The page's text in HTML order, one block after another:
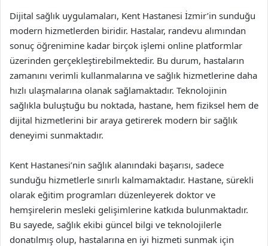
Dijital sağlık uygulamaları, Kent Hastanesi İzmir’in sunduğu
modern hizmetlerden biridir. Hastalar, randevu alımından
sonuç öğrenimine kadar birçok işlemi online platformlar
üzerinden gerçekleştirebilmektedir. Bu durum, hastaların
zamanını verimli kullanmalarına ve sağlık hizmetlerine daha
hızlı ulaşmalarına olanak sağlamaktadır. Teknolojinin
sağlıkla buluştuğu bu noktada, hastane, hem fiziksel hem de
dijital hizmetlerini bir araya getirerek modern bir sağlık
deneyimi sunmaktadır.
Kent Hastanesi’nin sağlık alanındaki başarısı, sadece
sunduğu hizmetlerle sınırlı kalmamaktadır. Hastane, sürekli
olarak eğitim programları düzenleyerek doktor ve
hemşirelerin mesleki gelişimlerine katkıda bulunmaktadır.
Bu sayede, sağlık ekibi güncel bilgi ve teknolojilerle
donatılmış olup, hastalarına en iyi hizmeti sunmak için